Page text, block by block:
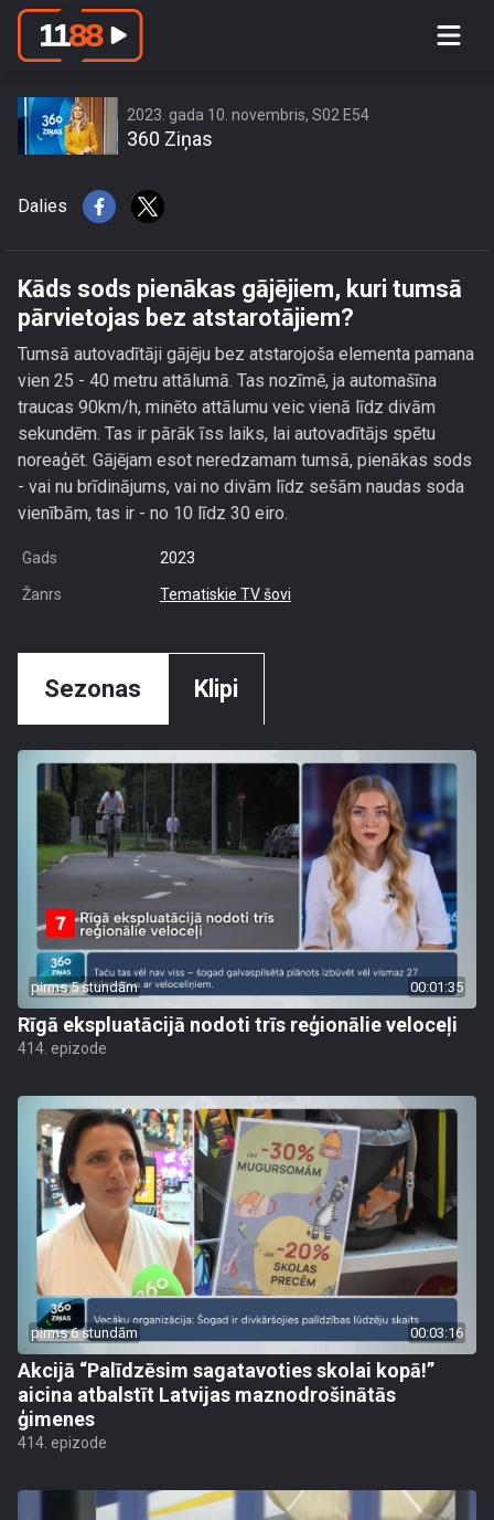
Kāds sods pienākas gājējiem, kuri
2023. gada 10. novembris, S02 E54
360 Ziņas
Dalies
Kāds sods pienākas gājējiem, kuri tumsā
pārvietojas bez atstarotājiem?
Tumsā autovadītāji gājēju bez atstarojoša elementa pamana
vien 25 - 40 metru attālumā. Tas nozīmē, ja automašīna
traucas 90km/h, minēto attālumu veic vienā līdz divām
sekundēm. Tas ir pārāk īss laiks, lai autovadītājs spētu
noreaģēt. Gājējam esot neredzamam tumsā, pienākas sods
- vai nu brīdinājums, vai no divām līdz sešām naudas soda
vienībām, tas ir - no 10 līdz 30 eiro.
Gads 2023
Žanrs Tematiskie TV šovi
Sezonas Klipi
pirms 5 stundām 00:01:35
Rīgā ekspluatācijā nodoti trīs reģionālie veloceļi
414. epizode
pirms 6 stundām 00:03:16
Akcijā “Palīdzēsim sagatavoties skolai kopā!”
aicina atbalstīt Latvijas maznodrošinātās
ģimenes
414. epizode